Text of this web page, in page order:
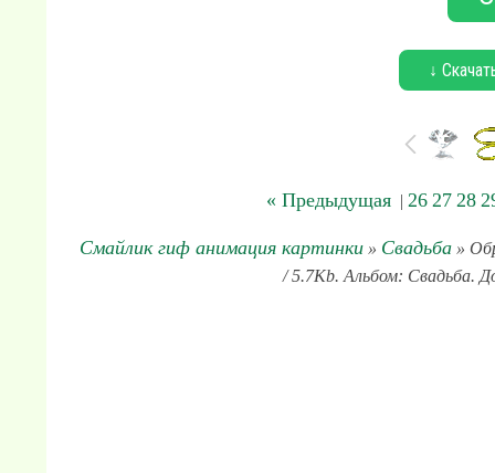
↓
« Предыдущая| 26 27 28
Смайлик гиф анимация картинки » Свадьба »
/ 5.7Kb. Альбом: Свадьба.